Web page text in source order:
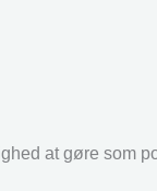
at gøre som